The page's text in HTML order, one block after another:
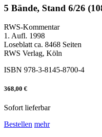
5 Bände, Stand 6/26
RWS-Kommentar
1. Aufl. 1998
Loseblatt ca. 8468 Seiten
RWS Verlag, Köln
ISBN 978-3-8145-8700-4
368,00 €
Sofort lieferbar
Bestellen mehr